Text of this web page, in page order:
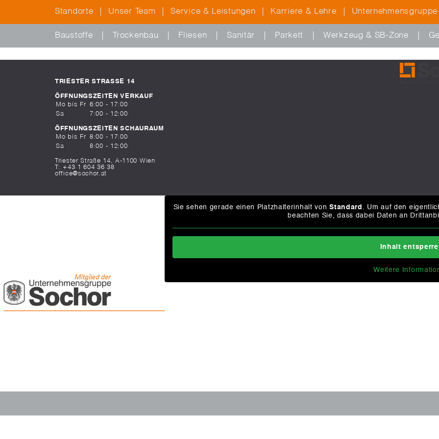
Standorte Unser Team Service & Leistungen Karriere & Lehre Unternehmensgruppe
Baustoffe Trockenbau Fliesen Sanitär Parkett Werkzeug & SB-Zone
TRIESTER STRASSE 14
ÖFFNUNGSZEITEN VERKAUF
Mo bis Fr
6:00 - 17:00
Sa
7:00 - 12:00
ÖFFNUNGSZEITEN SCHAURAUM
Mo bis Fr
8:00 - 17:00
Sa
8:00 - 12:00
Triester Straße 14, A-1100 Wien
T: +43 1 604 36 38
office@sochor.at
Sie sehen gerade einen Platzhalterinhalt vonStandard . Um auf den
beachten Sie, dass dabei Daten an
Inhalt
Weitere